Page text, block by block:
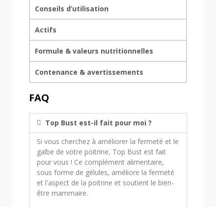
Conseils d’utilisation
Actifs
Formule & valeurs nutritionnelles
Contenance & avertissements
FAQ
Top Bust est-il fait pour moi ?
Si vous cherchez à améliorer la fermeté et le
galbe de votre poitrine, Top Bust est fait
pour vous ! Ce complément alimentaire,
sous forme de gélules, améliore la fermeté
et l'aspect de la poitrine et soutient le bien-
être mammaire.